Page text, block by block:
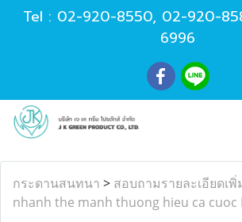
Tel : 02-920-8550, 02-920-
6996
กระดานสนทนา > สอบถามรายละเอียดเพิ่
nhanh the manh thuong hieu ca cuoc